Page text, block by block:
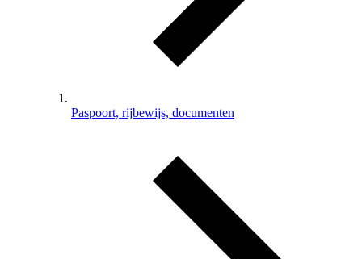
Paspoort, rijbewijs, documenten